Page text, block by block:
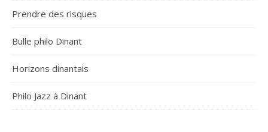
Prendre des risques
Bulle philo Dinant
Horizons dinantais
Philo Jazz à Dinant